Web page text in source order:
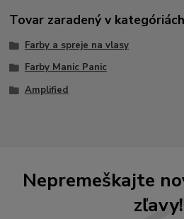
Tovar zaradený v kategóriách
Farby a spreje na vlasy
Farby Manic Panic
Amplified
Nepremeškajte
zľavy!